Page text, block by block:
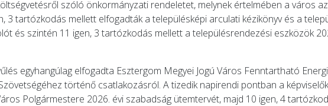
szóló önkormányzati rendeletet, melynek értelmében a város
3 tartózkodás mellett elfogadták a településképi arculati kézikönyv és a
és szintén 11 igen, 3 tartózkodás mellett a településrendezési eszközök
egyhangúlag elfogadta Esztergom Megyei Jogú Város Fenntartható
történő csatlakozásról. A tizedik napirendi pontban a
Polgármestere 2026. évi szabadság ütemtervét, majd 10 igen, 4